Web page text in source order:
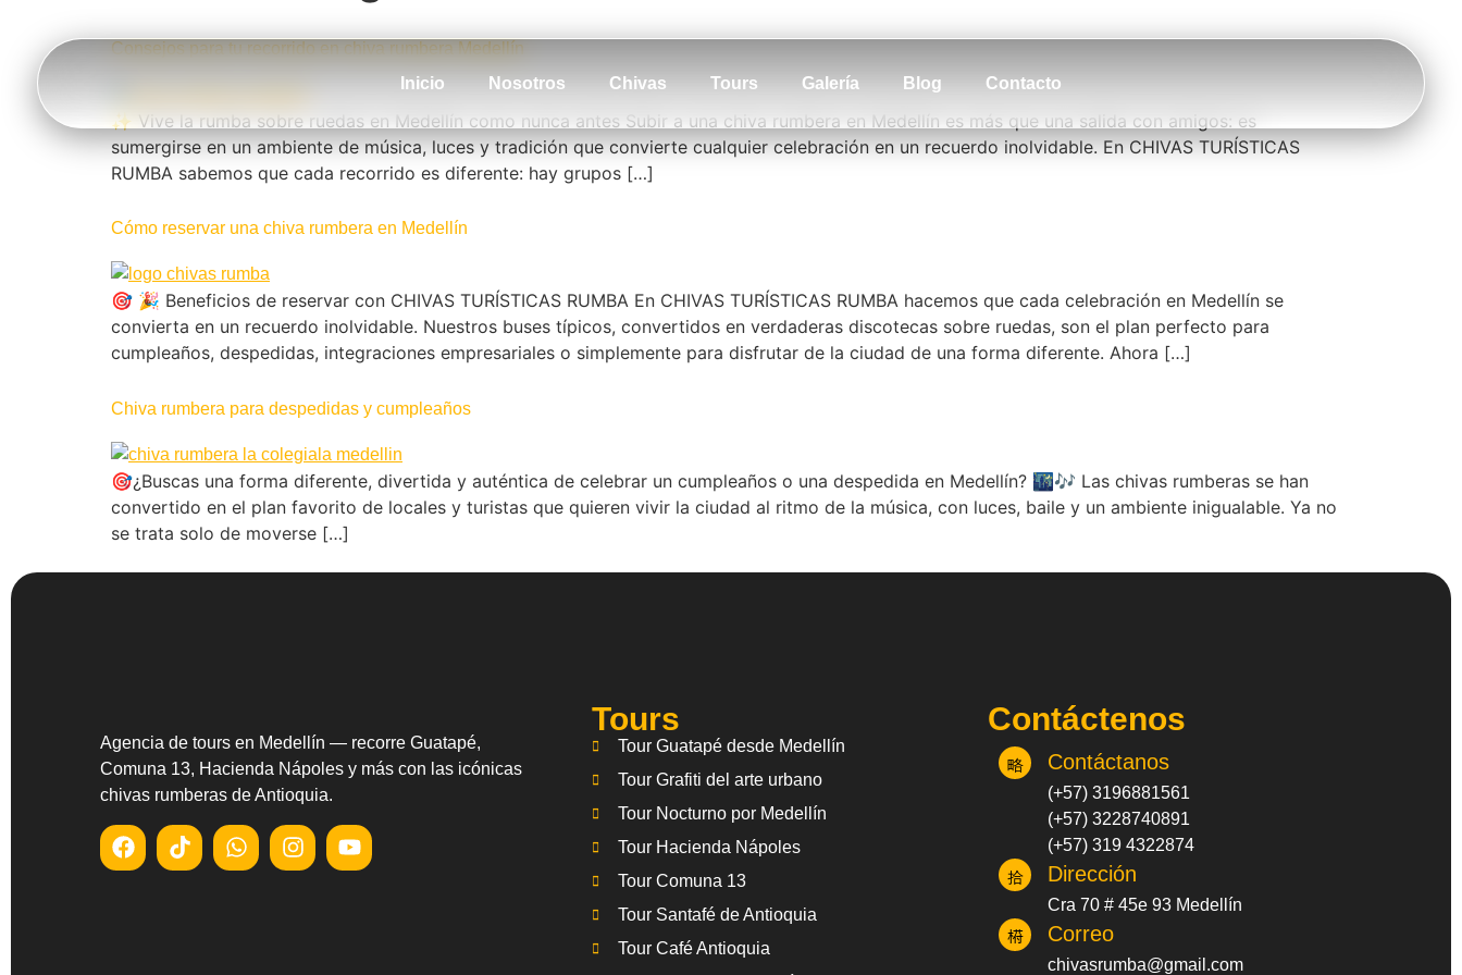
Inicio Nosotros Chivas Tours Galería Blog Contacto
Consejos para tu recorrido en chiva rumbera Medellín
✨ Vive la rumba sobre ruedas en Medellín como nunca antes Subir a una chiva rumbera en Medellín es más que una salida con amigos: es
sumergirse en un ambiente de música, luces y tradición que convierte cualquier celebración en un recuerdo inolvidable. En CHIVAS TURÍSTICAS
RUMBA sabemos que cada recorrido es diferente: hay grupos […]
Cómo reservar una chiva rumbera en Medellín
🎯 🎉 Beneficios de reservar con CHIVAS TURÍSTICAS RUMBA En CHIVAS TURÍSTICAS RUMBA hacemos que cada celebración en Medellín se
convierta en un recuerdo inolvidable. Nuestros buses típicos, convertidos en verdaderas discotecas sobre ruedas, son el plan perfecto para
cumpleaños, despedidas, integraciones empresariales o simplemente para disfrutar de la ciudad de una forma diferente. Ahora […]
Chiva rumbera para despedidas y cumpleaños
🎯¿Buscas una forma diferente, divertida y auténtica de celebrar un cumpleaños o una despedida en Medellín? 🌃🎶 Las chivas rumberas se han
convertido en el plan favorito de locales y turistas que quieren vivir la ciudad al ritmo de la música, con luces, baile y un ambiente inigualable. Ya no
se trata solo de moverse […]
Agencia de tours en Medellín — recorre Guatapé,
Comuna 13, Hacienda Nápoles y más con las icónicas
chivas rumberas de Antioquia.
Tours
Tour Guatapé desde Medellín
Tour Grafiti del arte urbano
Tour Nocturno por Medellín
Tour Hacienda Nápoles
Tour Comuna 13
Tour Santafé de Antioquia
Tour Café Antioquia
Contáctenos
Contáctanos
(+57) 3196881561
(+57) 3228740891
(+57) 319 4322874
Dirección
Cra 70 # 45e 93 Medellín
Correo
chivasrumba@gmail.com